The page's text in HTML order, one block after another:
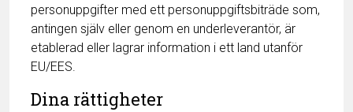
personuppgifter med ett personuppgiftsbiträde som,
antingen själv eller genom en underleverantör, är
etablerad eller lagrar information i ett land utanför
EU/EES.
Dina rättigheter